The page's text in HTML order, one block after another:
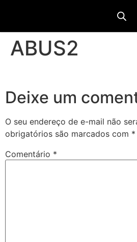
ABUS2
Deixe um
O seu endereço de e-mail não
obrigatórios são marcados com *
Comentário *